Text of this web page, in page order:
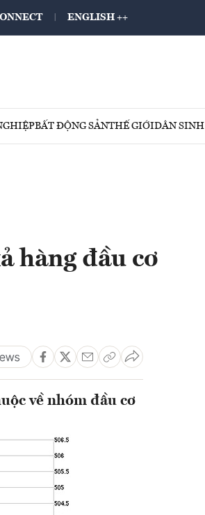
ENGLISH ++
BẤT ĐỘNG SẢNTHẾ GIỚIDÂN SINH
hàng đầu cơ
về nhóm đầu cơ